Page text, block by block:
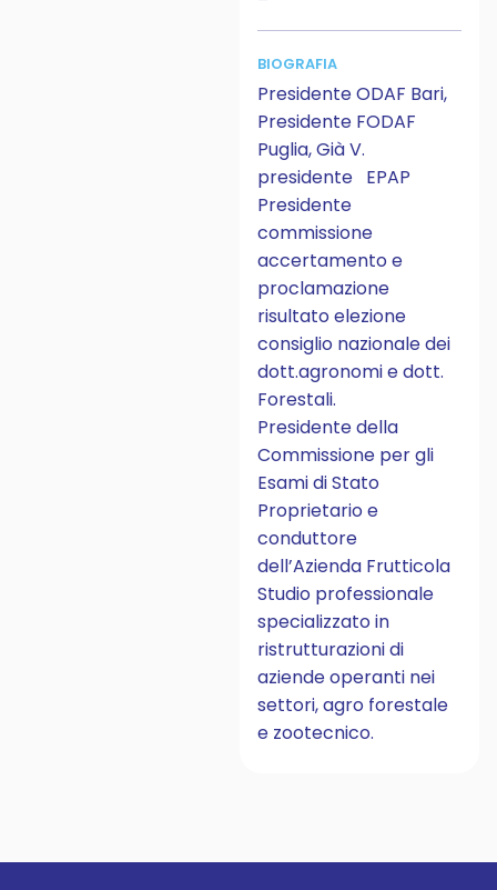
BIOGRAFIA
Presidente ODAF Bari,
Presidente FODAF
Puglia, Già V.
presidente EPAP
Presidente
commissione
accertamento e
proclamazione
risultato elezione
consiglio nazionale dei
dott.agronomi e dott.
Forestali.
Presidente della
Commissione per gli
Esami di Stato
Proprietario e
conduttore
dell’Azienda Frutticola
Studio professionale
specializzato in
ristrutturazioni di
aziende operanti nei
settori, agro forestale
e zootecnico.